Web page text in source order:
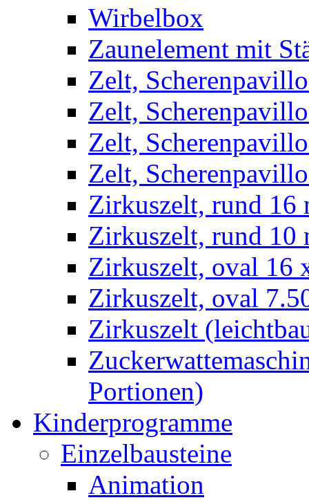
Wirbelbox
Zaunelement mit
Zelt,
Zelt,
Zelt,
Zelt,
Zirkuszelt, rund 16
Zirkuszelt, rund 10
Zirkuszelt, oval 16
Zirkuszelt, oval
Zirkuszelt
Portionen)
Kinderprogramme
Einzelbausteine
Animation